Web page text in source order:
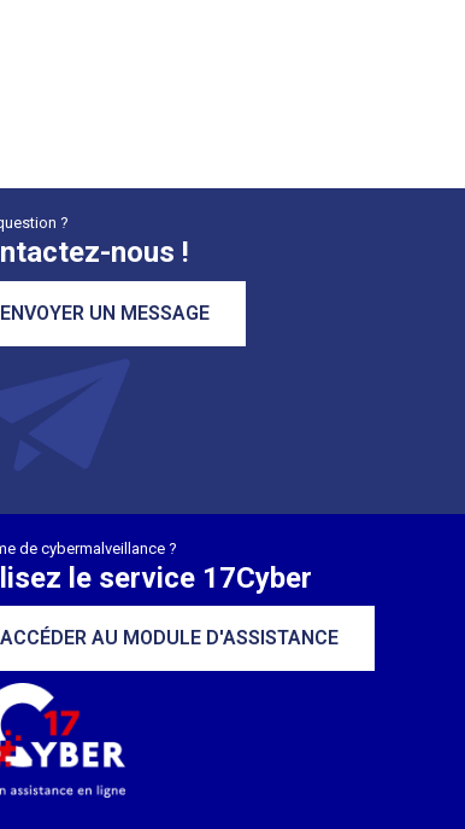
?
nous !
ENVOYER UN MESSAGE
de cybermalveillance ?
le service 17Cyber
ACCÉDER AU MODULE D'ASSISTANCE